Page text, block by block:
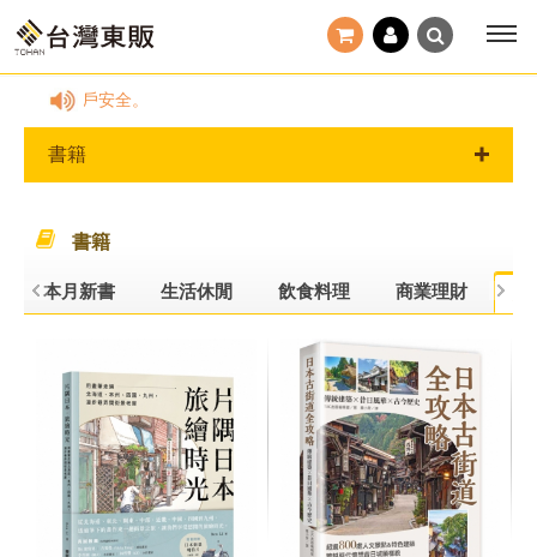
安全。
書籍
書籍
本月新書 生活休閒 飲食料理 商業理財